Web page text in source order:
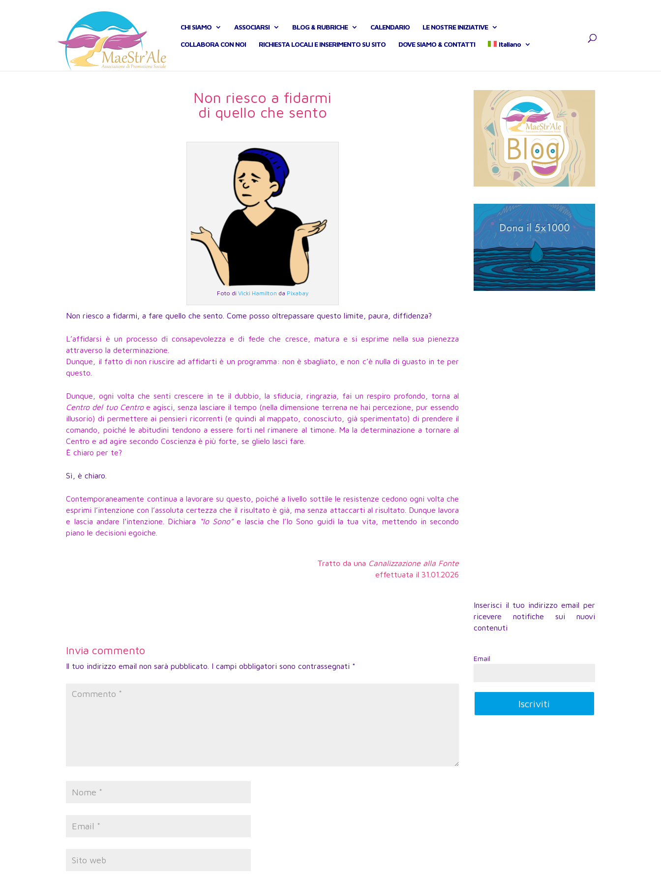
CHI SIAMO ASSOCIARSI BLOG & RUBRICHE CALENDARIO LE NOSTRE INIZIATIVE
COLLABORA CON NOI RICHIESTA LOCALI E INSERIMENTO SU SITO DOVE SIAMO & CONTATTI Italiano
Non riesco a fidarmi
di quello che sento
Foto di Vicki Hamilton da Pixabay
Non riesco a fidarmi, a fare quello che sento. Come posso oltrepassare questo limite, paura, diffidenza?
L’affidarsi è un processo di consapevolezza e di fede che cresce, matura e si esprime nella sua pienezza
attraverso la determinazione.
Dunque, il fatto di non riuscire ad affidarti è un programma: non è sbagliato, e non c’è nulla di guasto in te per
questo.
Dunque, ogni volta che senti crescere in te il dubbio, la sfiducia, ringrazia, fai un respiro profondo, torna al
Centro del tuo Centroe agisci, senza lasciare il tempo (nella dimensione terrena ne hai percezione, pur essendo
illusorio) di permettere ai pensieri ricorrenti (e quindi al mappato, conosciuto, già sperimentato) di prendere il
comando, poiché le abitudini tendono a essere forti nel rimanere al timone. Ma la determinazione a tornare al
Centro e ad agire secondo Coscienza è più forte, se glielo lasci fare.
È chiaro per te?
Sì, è chiaro.
Contemporaneamente continua a lavorare su questo, poiché a livello sottile le resistenze cedono ogni volta che
esprimi l’intenzione con l’assoluta certezza che il risultato è già, ma senza attaccarti al risultato. Dunque lavora
e lascia andare l’intenzione. Dichiara
“Io Sono”e lascia che l’Io Sono guidi la tua vita, mettendo in secondo
piano le decisioni egoiche.
Tratto da una Canalizzazione alla Fonte
effettuata il 31.01.2026
Invia commento
Il tuo indirizzo email non sarà pubblicato. I campi obbligatori sono contrassegnati *
Inserisci il tuo indirizzo email per
ricevere notifiche sui nuovi
contenuti
Email